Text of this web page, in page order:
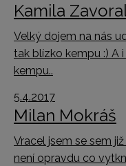
Kamila
Velký dojem na nás
tak blízko kempu :) A
kempu..
5.4.2017
Milan Mokráš
Vracel jsem se sem
není opravdu co